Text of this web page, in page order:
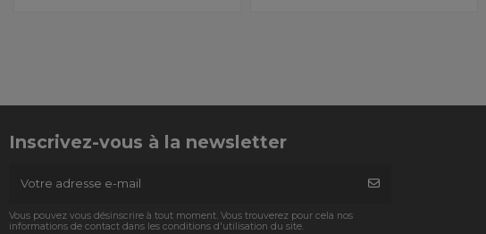
Inscrivez-vous à la newsletter
Vous pouvez vous désinscrire à tout moment. Vous trouverez pour cela nos
informations de contact dans les conditions d'utilisation du site.